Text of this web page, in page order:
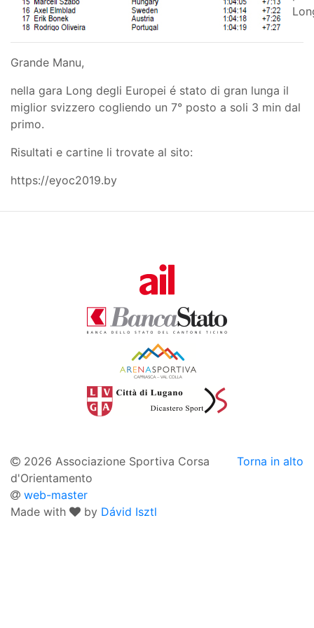
Grande Manu,
nella gara Long degli Europei é stato di gran lunga il
miglior svizzero cogliendo un 7° posto a soli 3 min dal
primo.
Risultati e cartine li trovate al sito:
https://eyoc2019.by
Torna in alto
2026 Associazione Sportiva Corsa
d'Orientamento
web-master
Made with
by Dávid Isztl